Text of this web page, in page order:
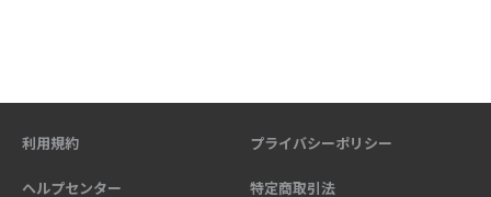
利用規約 プライバシーポリシー
ヘルプセンター 特定商取引法